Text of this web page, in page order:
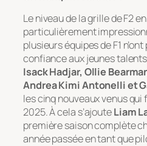
Le niveau de la grille de F2
particulièrement
plusieurs équipes de F1
confiance aux jeunes
Isack Hadjar, Ollie
Andrea Kimi Antonelli et
les cinq nouveaux venus
2025. À cela s’ajouteLiam
première saison complète
année passée en tant que